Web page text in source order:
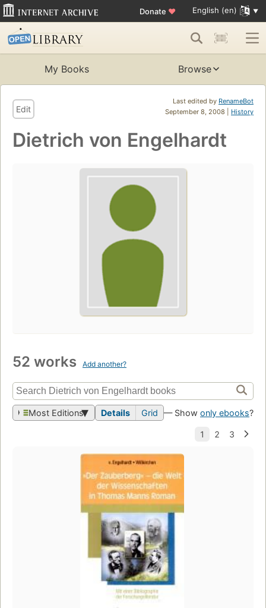
Donate ♥ English (en)
My Books Browse
Last edited by RenameBot
September 8, 2008 | History
Edit
Dietrich von Engelhardt
52 works Add another?
Most Editions Details Grid — Show only ebooks?